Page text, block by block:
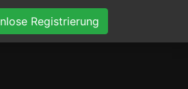
Registrierung